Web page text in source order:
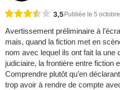
3,5 Publiée le 5
Avertissement préliminaire à
mais, quand la fiction met en
nom avec lequel ils ont fait la une
judiciaire, la frontière entre fiction
Comprendre plutôt qu’en
trop avoir à rendre de compte